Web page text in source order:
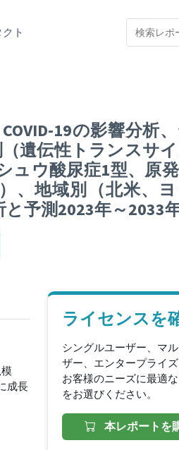
ト
19の影響分析
遺伝性トランスサ
ュウ酸尿症1型、原
、地域別（北米、
予測2023年～2033
成長
ライセンスを
シングルユーザー、マ
ザー、エンタープライズ
お客様のニーズに最適
をお選びください。
本レポートを